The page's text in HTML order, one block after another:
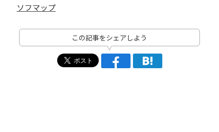
ソフマップ
この記事をシェアしよう